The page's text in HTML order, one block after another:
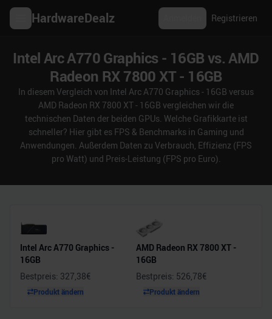
HardwareDealz Registrieren
Intel Arc A770 Graphics - 16GB vs. AMD
Radeon RX 7800 XT - 16GB
In diesem Vergleich von Intel Arc A770 Graphics - 16GB versus
AMD Radeon RX 7800 XT - 16GB vergleichen wir die
technischen Daten der beiden GPUs. Welche Grafikkarte ist
schneller? Hier gibt es FPS & Benchmarks in Gaming und
Anwendungen. Außerdem Daten zu Verbrauch, Effizienz (FPS
pro Watt) und Preis-Leistung (FPS pro Euro).
Intel Arc A770 Graphics -
16GB
Bestpreis: 327,38€
Produkt ändern
AMD Radeon RX 7800 XT -
16GB
Bestpreis: 526,78€
Produkt ändern